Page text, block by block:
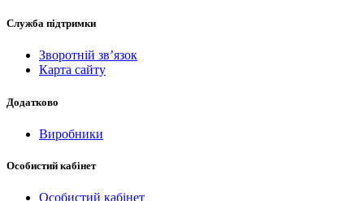
Служба підтримки
Зворотній зв’язок
Карта сайту
Додатково
Виробники
Особистий кабінет
Особистий кабінет